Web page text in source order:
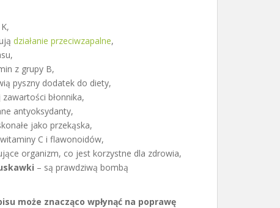
działanie przeciwzapalne,
z grupy B,
pyszny dodatek do diety,
błonnika,
antyoksydanty,
jako przekąska,
C i flawonoidów,
organizm, co jest korzystne dla zdrowia,
– są prawdziwą bombą
może znacząco wpłynąć na poprawę